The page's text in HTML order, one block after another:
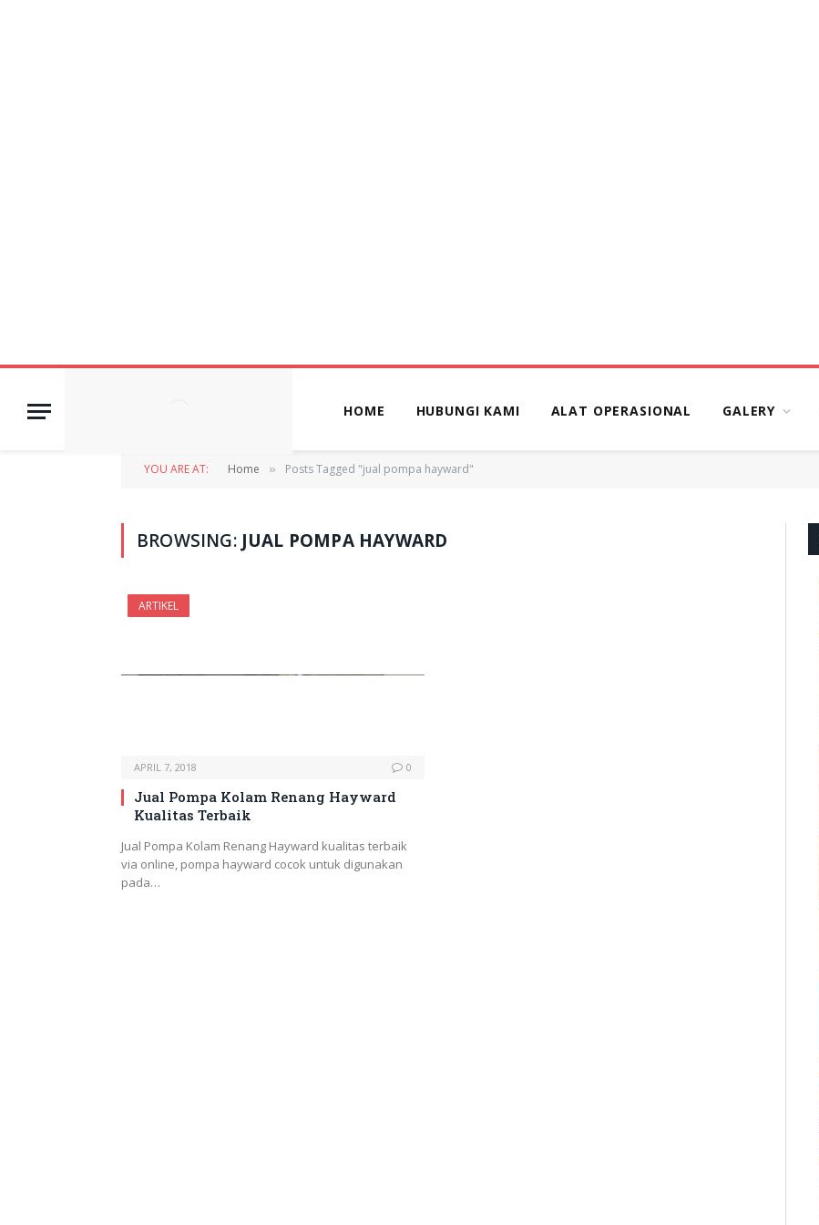
HOME HUBUNGI KAMI ALAT OPERASIONAL GALERY
YOU ARE AT: Home » Posts Tagged "jual pompa hayward"
BROWSING: JUAL POMPA HAYWARD
ARTIKEL
APRIL 7, 2018 0
Jual Pompa Kolam Renang Hayward
Kualitas Terbaik
Jual Pompa Kolam Renang Hayward kualitas terbaik
via online, pompa hayward cocok untuk digunakan
pada…